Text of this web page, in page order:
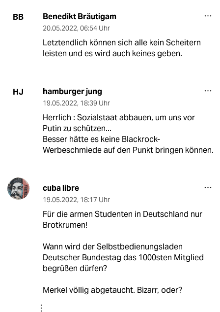
BB Benedikt Bräutigam
20.05.2022, 06:54 Uhr
Letztendlich können sich alle kein Scheitern
leisten und es wird auch keines geben.
HJ hamburger jung
19.05.2022, 18:39 Uhr
Herrlich : Sozialstaat abbauen, um uns vor
Putin zu schützen...
Besser hätte es keine Blackrock-
Werbeschmiede auf den Punkt bringen können.
cuba libre
19.05.2022, 18:17 Uhr
Für die armen Studenten in Deutschland nur
Brotkrumen!
Wann wird der Selbstbedienungsladen
Deutscher Bundestag das 1000sten Mitglied
begrüßen dürfen?
Merkel völlig abgetaucht. Bizarr, oder?